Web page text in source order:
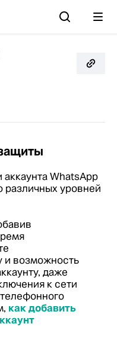
WhatsApp
различных уровней
и возможность
даже
к сети
как добавить